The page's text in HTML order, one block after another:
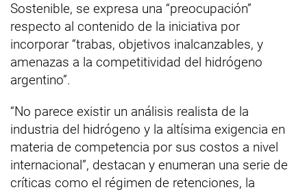
Sostenible, se expresa una “preocupación”
respecto al contenido de la iniciativa por
incorporar “trabas, objetivos inalcanzables, y
amenazas a la competitividad del hidrógeno
argentino”.
“No parece existir un análisis realista de la
industria del hidrógeno y la altísima exigencia en
materia de competencia por sus costos a nivel
internacional”, destacan y enumeran una serie de
críticas como el régimen de retenciones, la